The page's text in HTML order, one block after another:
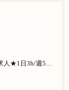
【東京都練馬区練馬】清掃求人★1日3h/週5日/祝日お休み★谷原在住の方歓迎